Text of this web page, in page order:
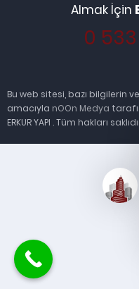
Almak İçin
0
Bu web sitesi, bazı bilgilerin
amacıyla nOOn Medya
ERKUR YAPI . Tüm hakları